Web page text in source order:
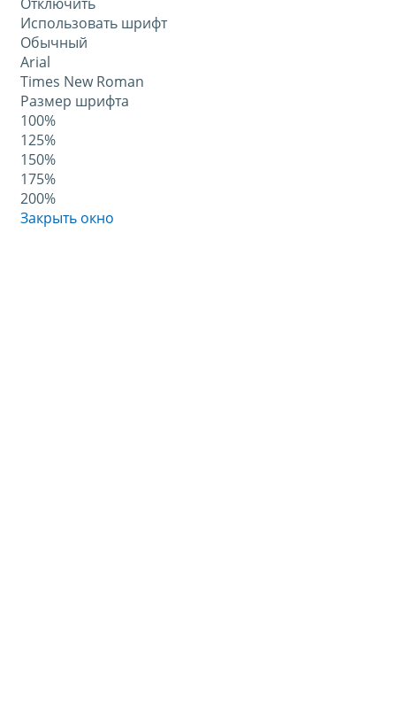
Использовать шрифт
Обычный
Arial
Times New Roman
Размер шрифта
100%
125%
150%
175%
200%
Закрыть окно